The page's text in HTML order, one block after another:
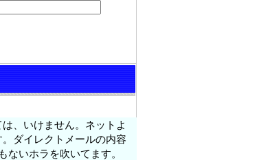
、いけません。ネットよ
ダイレクトメールの内容
いホラを吹いてます。